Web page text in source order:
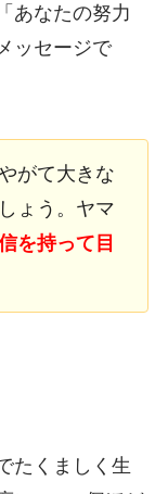
あなたの努力
ッセージで
がて大きな
ょう。ヤマ
を持って目
たくましく生